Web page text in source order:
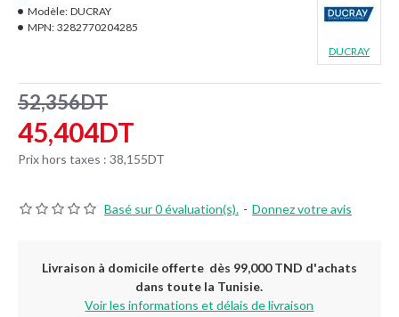
Basé sur 0 évaluation(s). - Donnez votre avis
45,404DT
52,356DT
Prix hors taxes : 38,155DT
Modèle: DUCRAY
MPN: 3282770204285
DUCRAY
Livraison à domicile offerte dès 99,000 TND d'achats
dans toute la Tunisie.
Voir les informations et délais de livraison